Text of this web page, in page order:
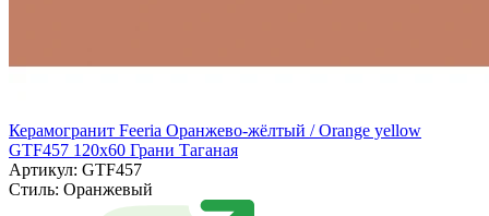
Керамогранит Feeria Оранжево‑жёлтый / Orange yellow
GTF457 120х60 Грани Таганая
Артикул: GTF457
Стиль: Оранжевый